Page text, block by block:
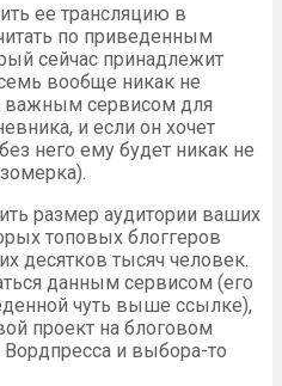
ее трансляцию в
по приведенным
сейчас принадлежит
вообще никак не
важным сервисом для
и если он хочет
него ему будет никак не
размер аудитории ваших
топовых блоггеров
десятков тысяч человек.
данным сервисом (его
чуть выше ссылке),
проект на блоговом
и выбора-то